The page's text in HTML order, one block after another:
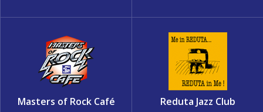
Masters of Rock Café Reduta Jazz Club